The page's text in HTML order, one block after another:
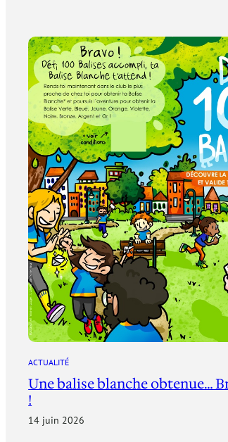
ACTUALITÉ
Une balise blanche obtenue…
!
14 juin 2026